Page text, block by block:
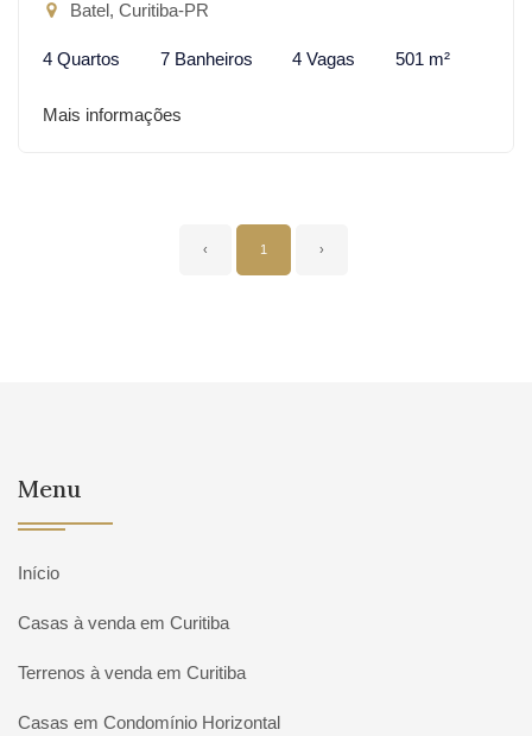
Batel, Curitiba-PR
4 Quartos 7 Banheiros 4 Vagas 501 m²
Mais informações
‹ 1 ›
Menu
Início
Casas à venda em Curitiba
Terrenos à venda em Curitiba
Casas em Condomínio Horizontal